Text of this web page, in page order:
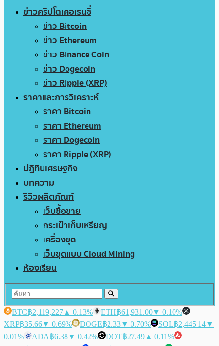
ข่าวคริปโตเคอเรนซี่
ข่าว Bitcoin
ข่าว Ethereum
ข่าว Binance Coin
ข่าว Dogecoin
ข่าว Ripple (XRP)
ราคาและการวิเคราะห์
ราคา Bitcoin
ราคา Ethereum
ราคา Dogecoin
ราคา Ripple (XRP)
ปฏิทินเศรษฐกิจ
บทความ
รีวิวผลิตภัณฑ์
เว็บซื้อขาย
กระเป๋าเก็บเหรียญ
เครื่องขุด
เว็บขุดแบบ Cloud Mining
ห้องเรียน
BTC฿2,119,227 ▲ 0.13% ETH฿61,931.00▼ 0.10%
XRP฿35.66▼ 0.69% DOGE฿2.33▼ 0.70% SOL฿2,445.14▼
0.01%
ADA฿6.38▼ 0.42% DOT฿27.49 ▲ 0.11%